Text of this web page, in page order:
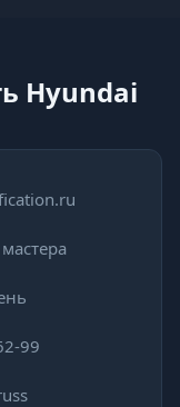
Hyundai
99